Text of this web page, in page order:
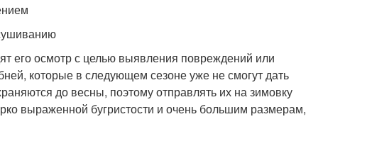
его осмотр с целью выявления повреждений или
которые в следующем сезоне уже не смогут дать
до весны, поэтому отправлять их на зимовку
выраженной бугристости и очень большим размерам,